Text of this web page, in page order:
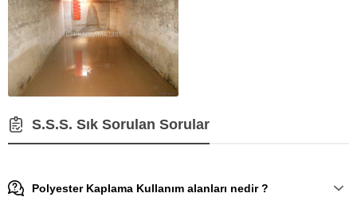
S.S.S. Sık Sorulan Sorular
Polyester Kaplama Kullanım alanları nedir ?